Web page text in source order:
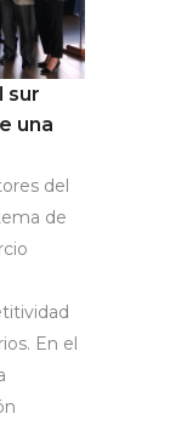
sur
una
del
de
En el